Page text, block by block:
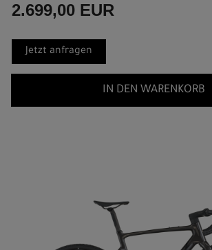
2.699,00 EUR
Jetzt anfragen
IN DEN WARENKORB